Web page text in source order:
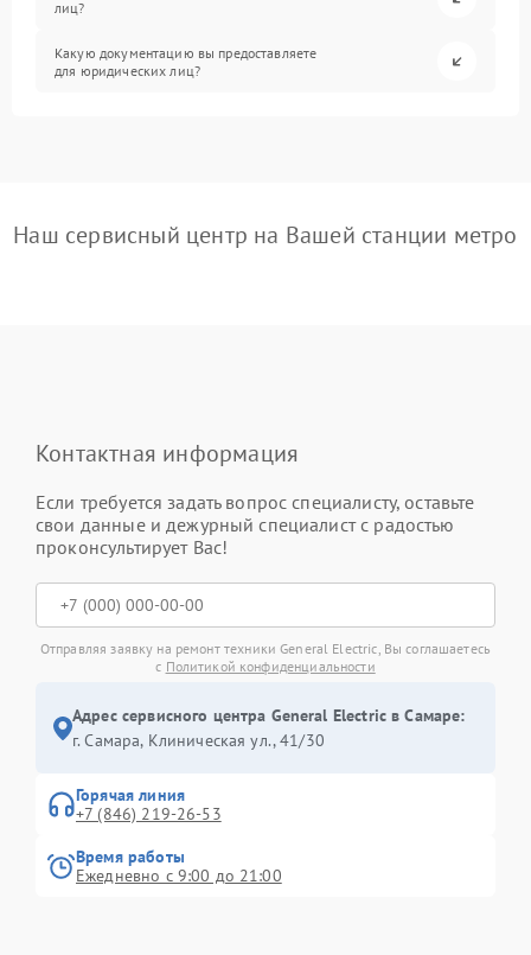
лиц?
Какую документацию вы предоставляете
для юридических лиц?
Наш сервисный центр на Вашей станции метро
Контактная информация
Если требуется задать вопрос специалисту, оставьте
свои данные и дежурный специалист с радостью
проконсультирует Вас!
Отправляя заявку на ремонт техники General Electric, Вы соглашаетесь
с Политикой конфиденциальности
Адрес сервисного центра General Electric в Самаре:
г. Самара, Клиническая ул., 41/30
Горячая линия
+7 (846) 219-26-53
Время работы
Ежедневно с 9:00 до 21:00